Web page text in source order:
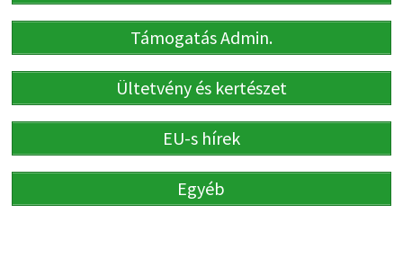
Támogatás Admin.
Ültetvény és kertészet
EU-s hírek
Egyéb